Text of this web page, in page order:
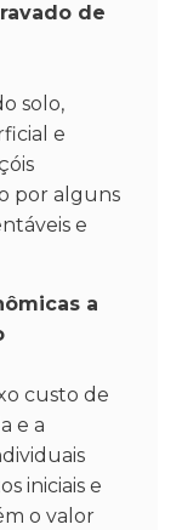
de
solo,
e
por alguns
e
a
custo de
e a
iniciais e
o valor